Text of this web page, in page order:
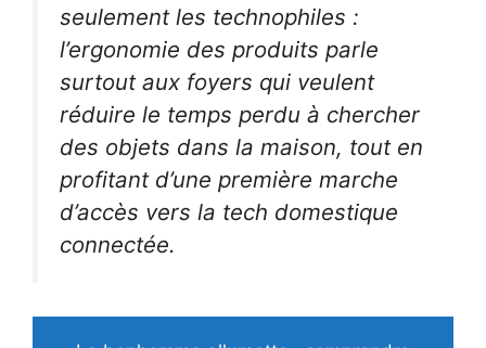
seulement les technophiles :
l’ergonomie des produits parle
surtout aux foyers qui veulent
réduire le temps perdu à chercher
des objets dans la maison, tout en
profitant d’une première marche
d’accès vers la tech domestique
connectée.